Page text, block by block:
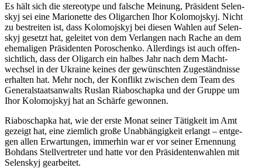
Es hält sich die ste­reo­type und falsche Meinung, Prä­si­dent Selen­
skyj sei eine Mario­nette des Olig­ar­chen Ihor Kolo­mo­js­kyj. Nicht
zu bestrei­ten ist, dass Kolo­mo­js­kyj bei diesen Wahlen auf Selen­
skyj gesetzt hat, gelei­tet von dem Ver­lan­gen nach Rache an dem
ehe­ma­li­gen Prä­si­den­ten Poro­schenko. Aller­dings ist auch offen­
sicht­lich, dass der Olig­arch ein halbes Jahr nach dem Macht­
wech­sel in der Ukraine keines der gewünsch­ten Zuge­ständ­nisse
erhal­ten hat. Mehr noch, der Kon­flikt zwi­schen dem Team des
Gene­ral­staats­an­walts Ruslan Ria­boschapka und der Gruppe um
Ihor Kolo­mo­js­kyj hat an Schärfe gewonnen.
Ria­boschapka hat, wie der erste Monat seiner Tätig­keit im Amt
gezeigt hat, eine ziem­lich große Unab­hän­gig­keit erlangt – ent­ge­
gen allen Erwar­tun­gen, immer­hin war er vor seiner Ernen­nung
Bohdans Stell­ver­tre­ter und hatte vor den Prä­si­den­ten­wah­len mit
Selen­skyj gearbeitet.